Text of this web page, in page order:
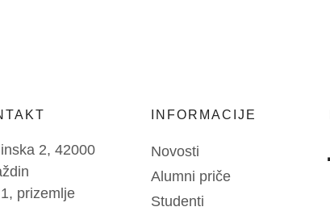
2, 42000
prizemlje
INFORMACIJE
Novosti
Alumni priče
Studenti